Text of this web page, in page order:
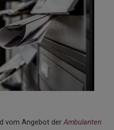
vom Angebot derAmbulanten